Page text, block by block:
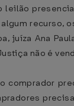
leilão
recurso,
juíza Ana
não é
comprador